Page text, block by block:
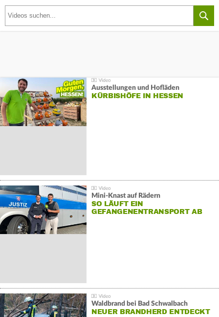
Ausstellungen und Hofläden
KÜRBISHÖFE IN HESSEN
Mini-Knast auf Rädern
SO LÄUFT EIN
GEFANGENENTRANSPORT AB
Waldbrand bei Bad Schwalbach
NEUER BRANDHERD ENTDECKT